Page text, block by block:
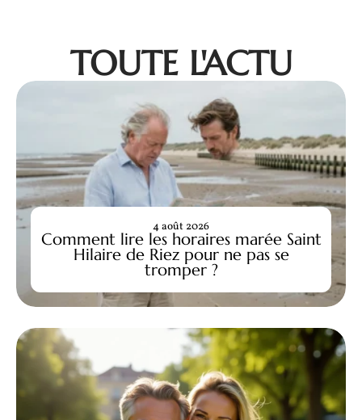
TOUTE L'ACTU
Comment lire les horaires marée Saint
Hilaire de Riez pour ne pas se
tromper ?
4 août 2026